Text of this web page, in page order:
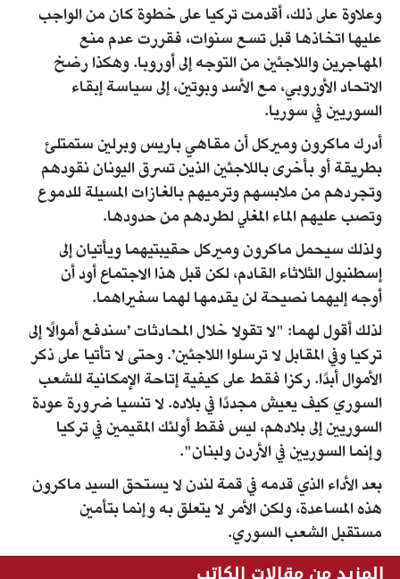
وعلاوة على ذلك، أقدمت تركيا على خطوة كان من الواجب
عليها اتخاذها قبل تسع سنوات، فقررت عدم منع
المهاجرين واللاجئين من التوجه إلى أوروبا. وهكذا رضخ
الاتحاد الأوروبي، مع الأسد وبوتين، إلى سياسة إبقاء
السوريين في سوريا.
أدرك ماكرون وميركل أن مقاهي باريس وبرلين ستمتلئ
بطريقة أو بأخرى باللاجئين الذين تسرق اليونان نقودهم
وتجردهم من ملابسهم وترميهم بالغازات المسيلة للدموع
وتصب عليهم الماء المغلي لطردهم من حدودها.
ولذلك سيحمل ماكرون وميركل حقيبتيهما ويأتيان إلى
إسطنبول الثلاثاء القادم، لكن قبل هذا الاجتماع أود أن
أوجه إليهما نصيحة لن يقدمها لهما سفيراهما.
لذلك أقول لهما: "لا تقولا خلال المحادثات ’سندفع أموالًا إلى
تركيا وفي المقابل لا ترسلوا اللاجئين’. وحتى لا تأتيا على ذكر
الأموال أبدًا. ركزا فقط على كيفية إتاحة الإمكانية للشعب
السوري كيف يعيش مجددًا في بلاده. لا تنسيا ضرورة عودة
السوريين إلى بلادهم، ليس فقط أولئك المقيمين في تركيا
وإنما السوريين في الأردن ولبنان".
بعد الأداء الذي قدمه في قمة لندن لا يستحق السيد ماكرون
هذه المساعدة، ولكن الأمر لا يتعلق به وإنما بتأمين
مستقبل الشعب السوري.